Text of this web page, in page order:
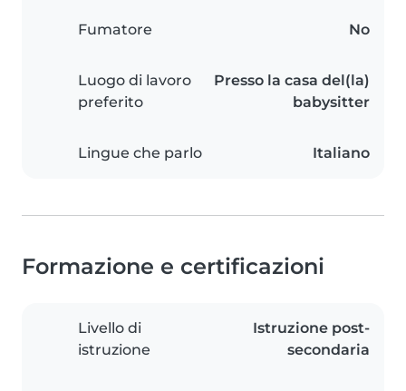
Fumatore No
Luogo di lavoro
preferito
Presso la casa del(la)
babysitter
Lingue che parlo Italiano
Formazione e certificazioni
Livello di
istruzione
Istruzione post-
secondaria